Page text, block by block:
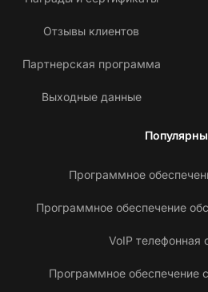
Отзывы клиентов
Партнерская программа
Выходные данные
Программное
Программное обеспечение
VoIP телефонная
Программное обеспечение